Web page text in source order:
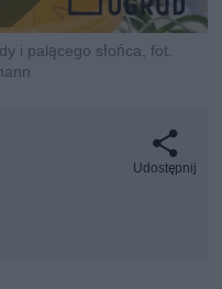
i palącego słońca, fot.
Udostępnij